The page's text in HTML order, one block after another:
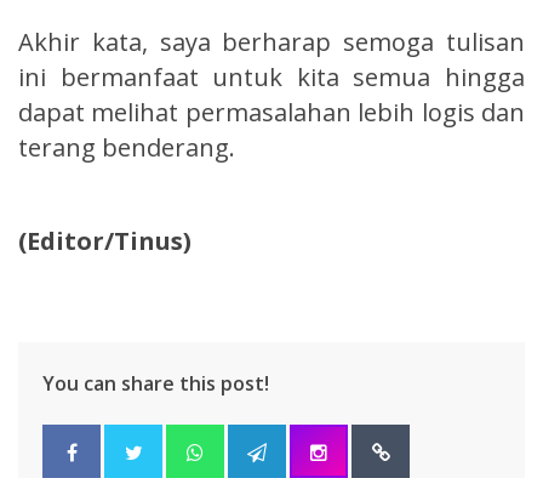
Akhir kata, saya berharap semoga tulisan
ini bermanfaat untuk kita semua hingga
dapat melihat permasalahan lebih logis dan
terang benderang.
(Editor/Tinus)
You can share this post!